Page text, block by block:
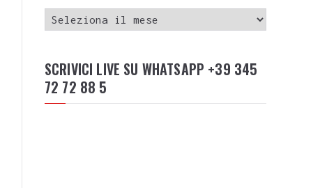
SCRIVICI LIVE SU WHATSAPP +39 345
72 72 88 5